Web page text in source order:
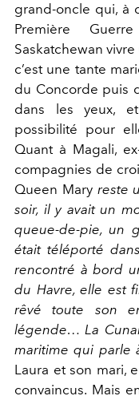
grand-oncle qui, à
Première
Saskatchewan
c’est une tante
du Concorde puis
dans les yeux,
possibilité pour
Quant à Magali,
compagnies de
Queen Maryreste
soir, il y avait un
queue-de-pie, un
était téléporté
rencontré à bord
du Havre, elle est
rêvé toute son
légende… La
maritime qui parle
Laura et son mari,
convaincus. Mais